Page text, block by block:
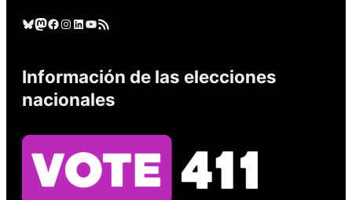
Cielo azul Mastodonte Facebook Instagram LinkedIn YouTube Feed RSS
Información de las elecciones
nacionales